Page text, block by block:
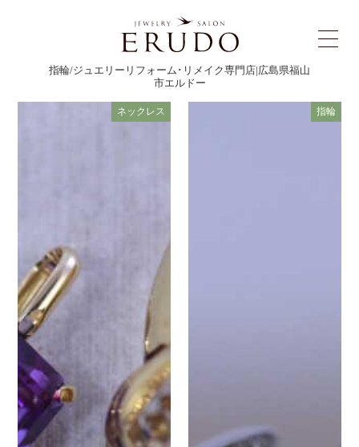
指輪/ジュエリーリフォーム･リメイク専門店|広島県福山
市エルドー
ネックレス 指輪